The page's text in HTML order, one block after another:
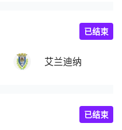
艾兰迪纳
已结束
已结束